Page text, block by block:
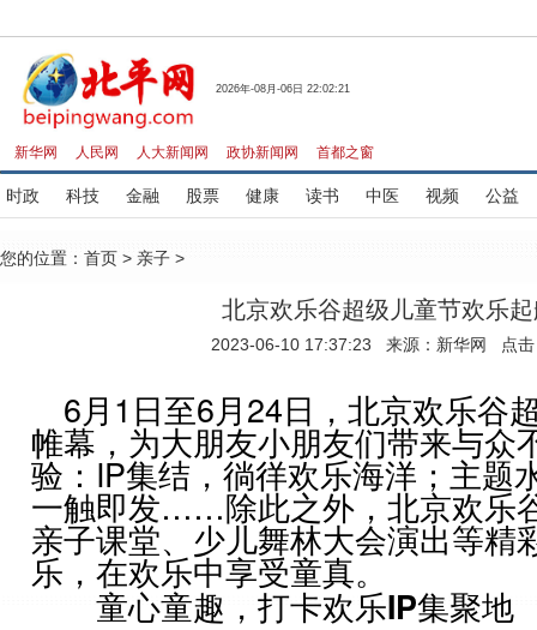
2026年-08月-06日 22:02:21
新华网 人民网 人大新闻网 政协新闻网 首都之窗
时政 科技 金融 股票 健康 读书 中医 视频 公益
您的位置： 首页 > 亲子 >
北京欢乐谷超级儿童节欢乐
2023-06-10 17:37:23 来源：新华网 点击
6月1日至6月24日，北京欢乐谷
帷幕，为大朋友小朋友们带来与众
验：IP集结，徜徉欢乐海洋；主题
一触即发……除此之外，北京欢乐
亲子课堂、少儿舞林大会演出等精
乐，在欢乐中享受童真。
童心童趣，打卡欢乐IP集聚地